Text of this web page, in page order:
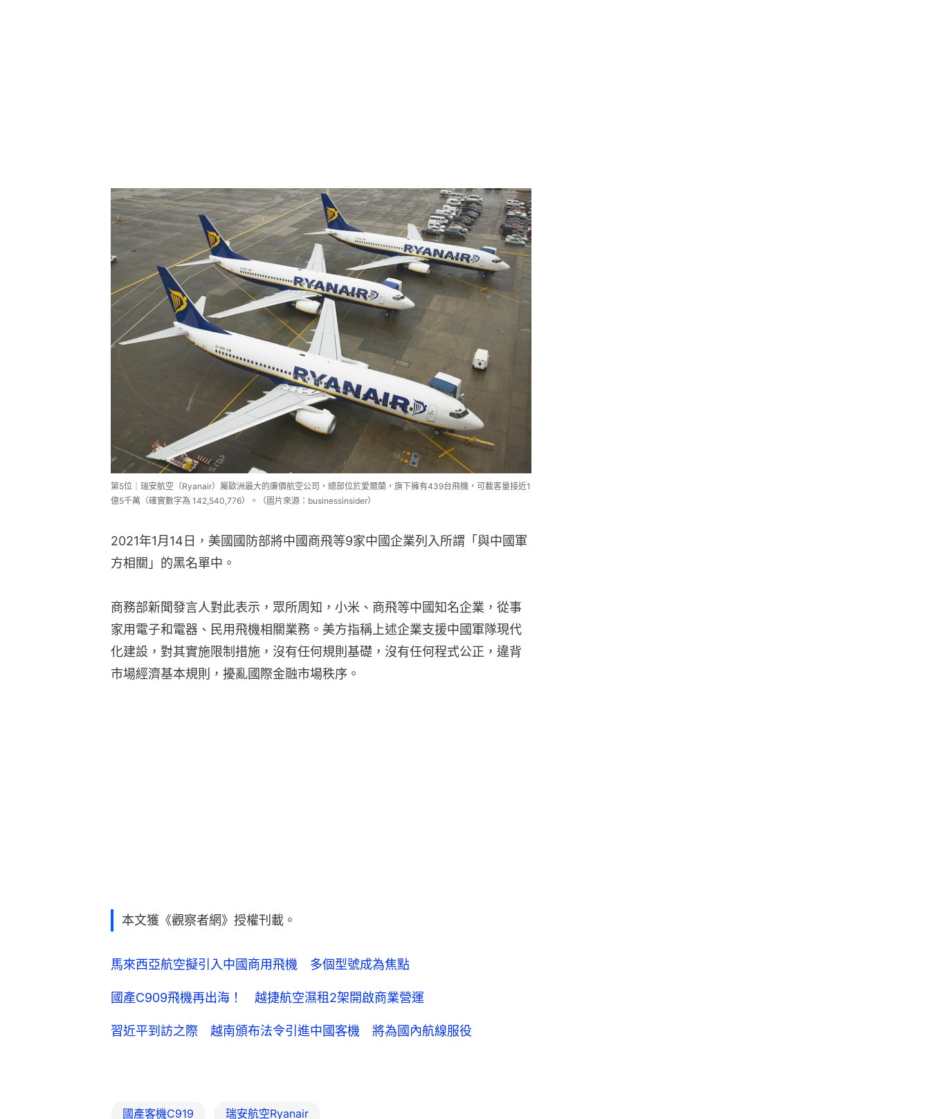
第5位｜瑞安航空（Ryanair）屬歐洲最大的廉價航空公司，總部位於愛爾蘭，旗下擁有439台飛機，可載客量接近1
億5千萬（確實數字為 142,540,776）。（圖片來源：businessinsider）
2021年1月14日，美國國防部將中國商飛等9家中國企業列入所謂「與中國軍
方相關」的黑名單中。
商務部新聞發言人對此表示，眾所周知，小米、商飛等中國知名企業，從事
家用電子和電器、民用飛機相關業務。美方指稱上述企業支援中國軍隊現代
化建設，對其實施限制措施，沒有任何規則基礎，沒有任何程式公正，違背
市場經濟基本規則，擾亂國際金融市場秩序。
本文獲《觀察者網》授權刊載。
馬來西亞航空擬引入中國商用飛機 多個型號成為焦點
國產C909飛機再出海！ 越捷航空濕租2架開啟商業營運
習近平到訪之際 越南頒布法令引進中國客機 將為國內航線服役
國產客機C919 瑞安航空Ryanair